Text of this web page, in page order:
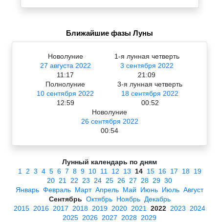
Ближайшие фазы Луны
Новолуние
27 августа 2022
11:17
1-я лунная четверть
3 сентября 2022
21:09
Полнолуние
10 сентября 2022
12:59
3-я лунная четверть
18 сентября 2022
00:52
Новолуние
26 сентября 2022
00:54
Лунный календарь по дням
1
2 3 4 5 6 7 8 9 10 11 12 13 14 15 16 17 18 19
20 21 22 23 24 25 26 27 28 29 30
Январь Февраль Март Апрель Май Июнь Июль Август
Сентябрь Октябрь Ноябрь Декабрь
2015 2016 2017 2018 2019 2020 2021 2022 2023
2024
2025 2026 2027 2028 2029